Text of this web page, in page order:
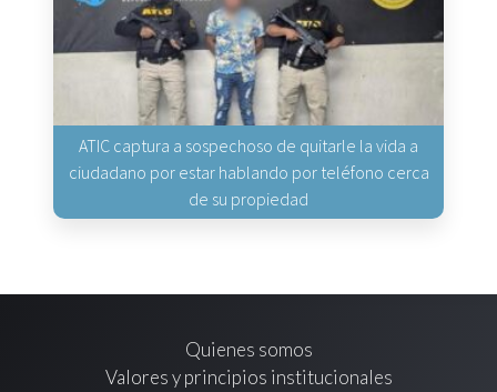
ATIC captura a sospechoso de quitarle la vida a
ciudadano por estar hablando por teléfono cerca
de su propiedad
Quienes somos
Valores y principios institucionales